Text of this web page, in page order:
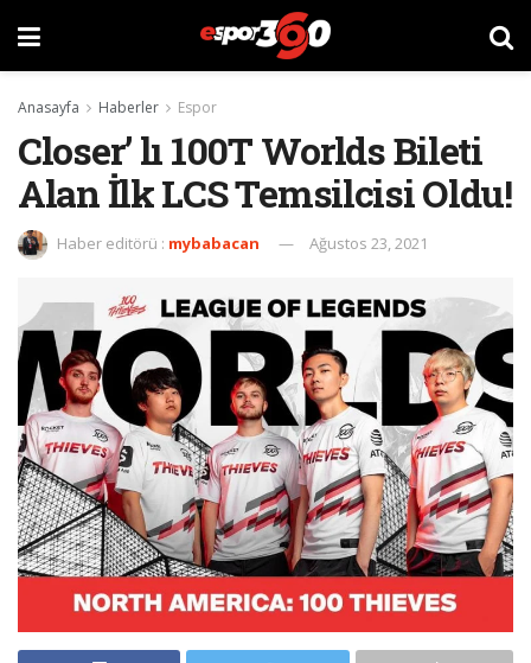
Anasayfa Haberler Espor
Closer’ lı 100T Worlds Bileti
Alan İlk LCS Temsilcisi Oldu!
Haber editörü : mybabacan Ağustos 23, 2021